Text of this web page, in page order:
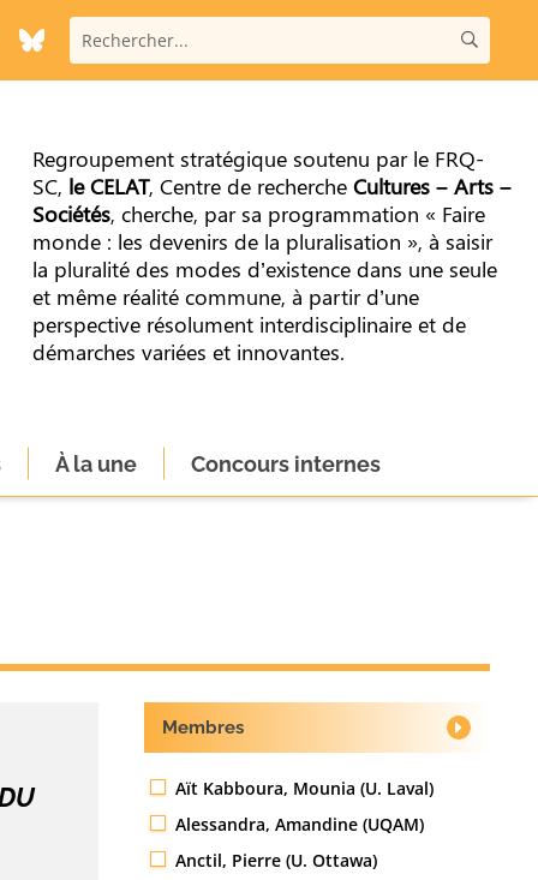
Regroupement stratégique soutenu par le FRQ-
SC, le CELAT, Centre de recherche Cultures – Arts –
Sociétés, cherche, par sa programmation « Faire
monde : les devenirs de la pluralisation », à saisir
la pluralité des modes d’existence dans une seule
et même réalité commune, à partir d’une
perspective résolument interdisciplinaire et de
démarches variées et innovantes.
À la une Concours internes
Membres
Aït Kabboura, Mounia (U. Laval)
Alessandra, Amandine (UQAM)
Anctil, Pierre (U. Ottawa)